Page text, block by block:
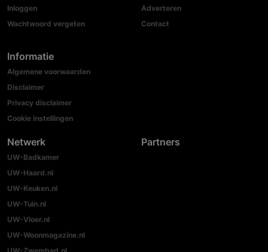
Inloggen
Wachtwoord vergeten
Informatie
Algemene voorwaarden
Disclaimer
Privacy disclaimer
Cookie instellingen
Adverteren
Contact
Netwerk
UW-Badkamer
UW-Haard.nl
UW-Keuken.nl
UW-Tuin.nl
UW-Vloer.nl
UW-Woonmagazine.nl
Partners